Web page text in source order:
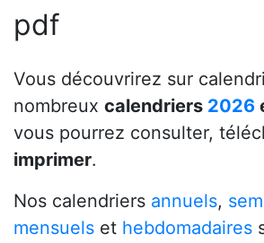
pdf
Vous découvrirez sur
nombreux calendriers 2026
vous pourrez consulter,
imprimer.
Nos calendriers annuels,
mensuels et hebdomadaires